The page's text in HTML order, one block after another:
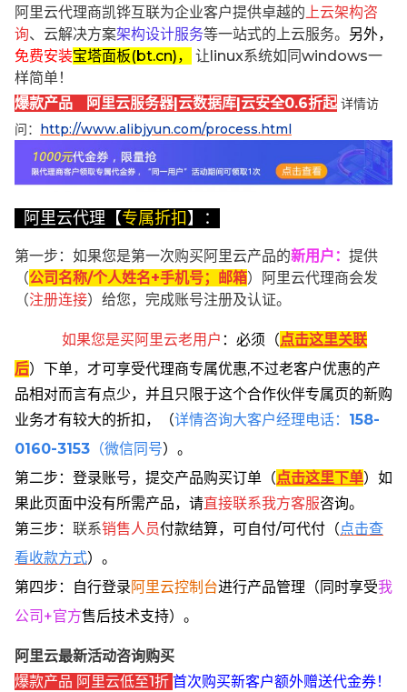
阿里云代理商凯铧互联为企业客户提供卓越的 上云架构咨
询、云解决方案架构设计服务等一站式的上云服务。 另外，
免费安装宝塔面板(bt.cn)，
让linux系统如同windows一
样简单！
爆款产品 阿里云服务器|云数据库|云安全0.6折起 详情访
问： http://www.alibjyun.com/process.html
阿里云代理【专属折扣】：
第一步：如果您是第一次购买阿里云产品的新用户 ： 提供
（公司名称/个人姓名+手机号；邮箱）阿里云代理商会发
（注册连接）给您，完成账号注册及认证。
如果您是买阿里云老用户 ： 必须 （点击这里关联
后） 下单， 才可享受代理商专属优惠,不过老客户优惠的产
品相对而言有点少，并且只限于这个合作伙伴专属页的新购
业务才有较大的折扣，
（详情咨询大客户经理电话： 158-
0160-3153 （微信同号）。
第二步：登录账号，提交产品购买订单（点击这里下单） 如
果此页面中没有所需产品，请直接联系我方客服咨询。
第三步： 联系销售人员付款结算，可自付/可代付（点击查
看收款方式）。
第四步：自行登录阿里云控制台进行产品管理（同时享受我
公司+官方售后技术支持）。
阿里云最新活动咨询购买
爆款产品 阿里云低至1折 首次购买新客户额外赠送代金券！